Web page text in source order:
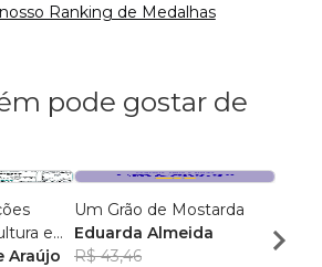
Ranking de Medalhas
pode gostar de
e
Araújo
Um Grão de Mostarda
Eduarda Almeida
R$ 43,46
Aulas